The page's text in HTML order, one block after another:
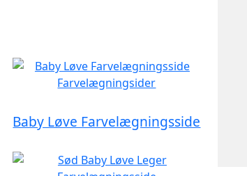
Baby Løve Farvelægningsside